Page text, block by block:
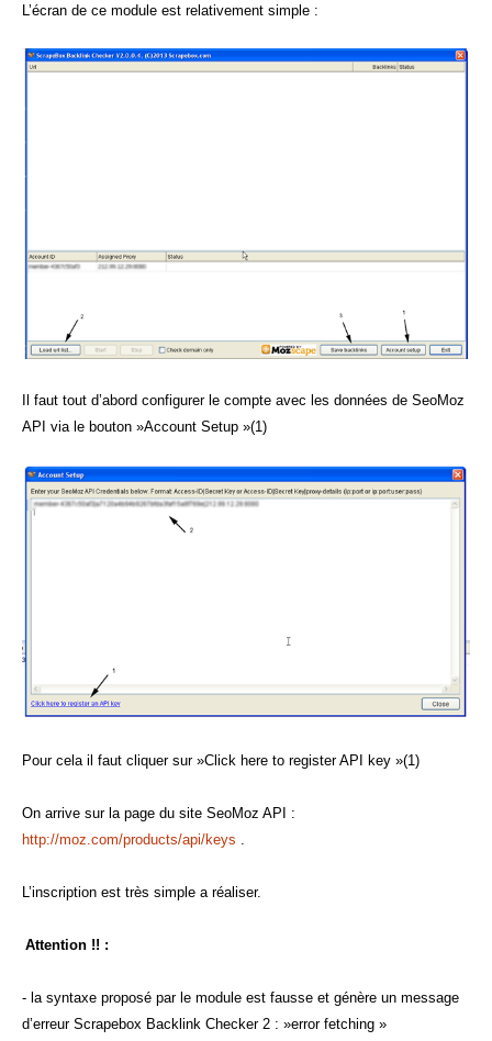
L’écran de ce module est relativement simple :
Il faut tout d’abord configurer le compte avec les données de SeoMoz
API via le bouton »Account Setup »(1)
Pour cela il faut cliquer sur »Click here to register API key »(1)
On arrive sur la page du site SeoMoz API :
http://moz.com/products/api/keys
L’inscription est très simple a réaliser.
Attention !! :
- la syntaxe proposé par le module est fausse et génère un message
d’erreur Scrapebox Backlink Checker 2 : »error fetching »